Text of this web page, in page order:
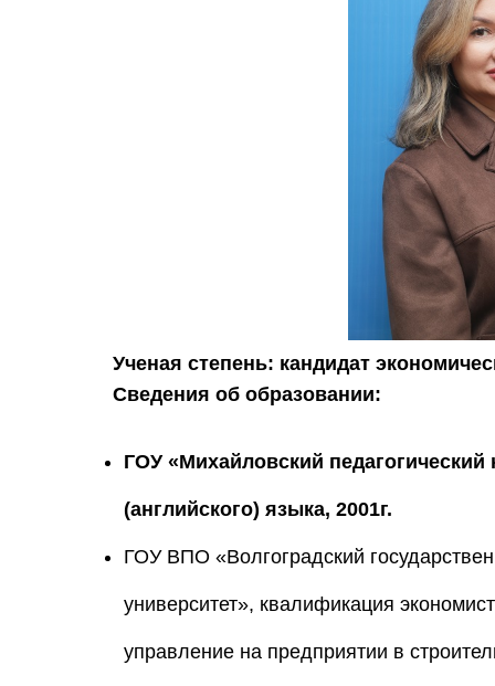
Ученая степень: кандидат
Сведения об образовании:
ГОУ «Михайловский
(английского) языка, 2001г.
ГОУ ВПО «Волгоградский
университет», квалификация
управление на предприятии в